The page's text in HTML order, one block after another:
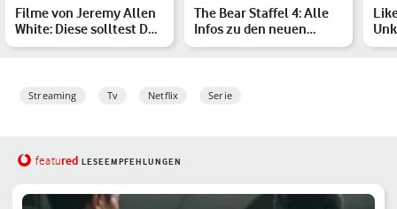
Filme von Jeremy Allen
White: Diese solltest Du
kennen
The Bear Staffel 4: Alle
Infos zu den neuen
Folgen der preisgekrö…
Streaming Tv Netflix Serie
featured LESEEMPFEHLUNGEN